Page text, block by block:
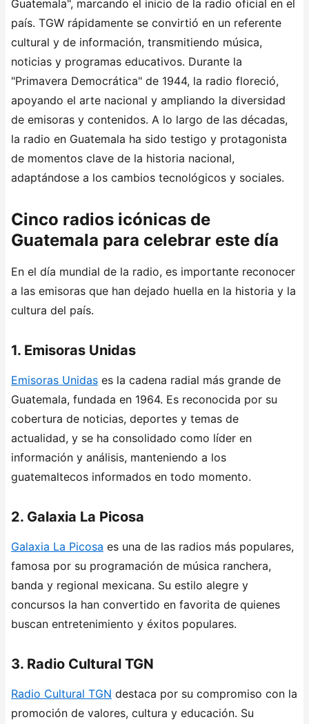
Guatemala", marcando el inicio de la radio oficial en el
país. TGW rápidamente se convirtió en un referente
cultural y de información, transmitiendo música,
noticias y programas educativos. Durante la
"Primavera Democrática" de 1944, la radio floreció,
apoyando el arte nacional y ampliando la diversidad
de emisoras y contenidos. A lo largo de las décadas,
la radio en Guatemala ha sido testigo y protagonista
de momentos clave de la historia nacional,
adaptándose a los cambios tecnológicos y sociales.
Cinco radios icónicas de
Guatemala para celebrar este día
En el día mundial de la radio, es importante reconocer
a las emisoras que han dejado huella en la historia y la
cultura del país.
1. Emisoras Unidas
Emisoras Unidas es la cadena radial más grande de
Guatemala, fundada en 1964. Es reconocida por su
cobertura de noticias, deportes y temas de
actualidad, y se ha consolidado como líder en
información y análisis, manteniendo a los
guatemaltecos informados en todo momento.
2. Galaxia La Picosa
Galaxia La Picosa es una de las radios más populares,
famosa por su programación de música ranchera,
banda y regional mexicana. Su estilo alegre y
concursos la han convertido en favorita de quienes
buscan entretenimiento y éxitos populares.
3. Radio Cultural TGN
Radio Cultural TGN destaca por su compromiso con la
promoción de valores, cultura y educación. Su